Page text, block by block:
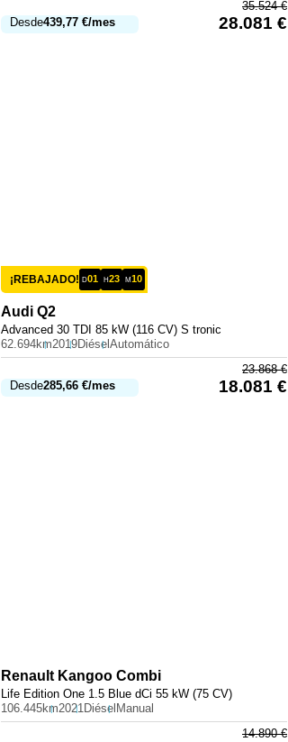
Desde439,77 €/mes
35.524€
28.081 €
¡REBAJADO! D01 H23 M10
Audi Q2
Advanced 30 TDI 85 kW (116 CV) S tronic
62.694km2019Diésel Automático
Desde285,66 €/mes
23.868€
18.081 €
Renault Kangoo Combi
Life Edition One 1.5 Blue dCi 55 kW (75 CV)
106.445km2021 DiéselManual
14.890€